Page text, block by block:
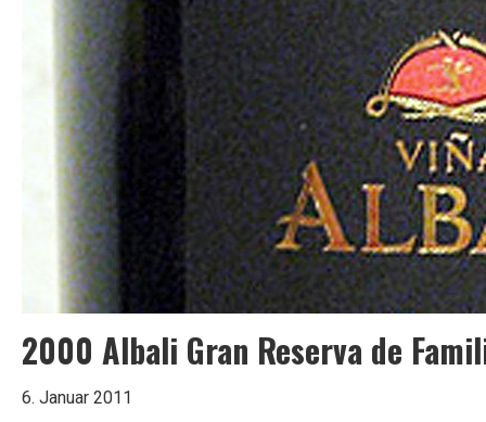
2000 Albali Gran Reserva de
6. Januar 2011